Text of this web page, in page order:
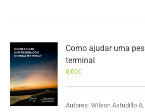
Como ajudar uma
terminal
0,00€
Autores: Wilson Astudillo